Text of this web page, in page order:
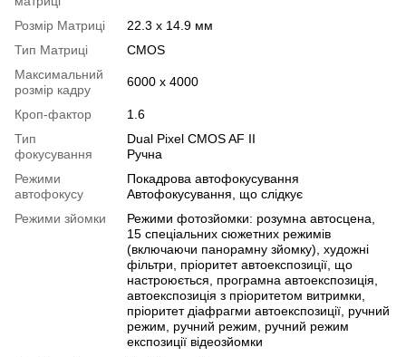
Розмір Матриці
22.3 x 14.9 мм
Тип Матриці
CMOS
Максимальний
розмір кадру
6000 x 4000
Кроп-фактор
1.6
Тип
фокусування
Dual Pixel CMOS AF II
Ручна
Режими
автофокусу
Покадрова автофокусування
Автофокусування, що слідкує
Режими зйомки
Режими фотозйомки: розумна автосцена,
15 спеціальних сюжетних режимів
(включаючи панорамну зйомку), художні
фільтри, пріоритет автоекспозиції, що
настроюється, програмна автоекспозиція,
автоекспозиція з пріоритетом витримки,
пріоритет діафрагми автоекспозиції, ручний
режим, ручний режим, ручний режим
експозиції відеозйомки